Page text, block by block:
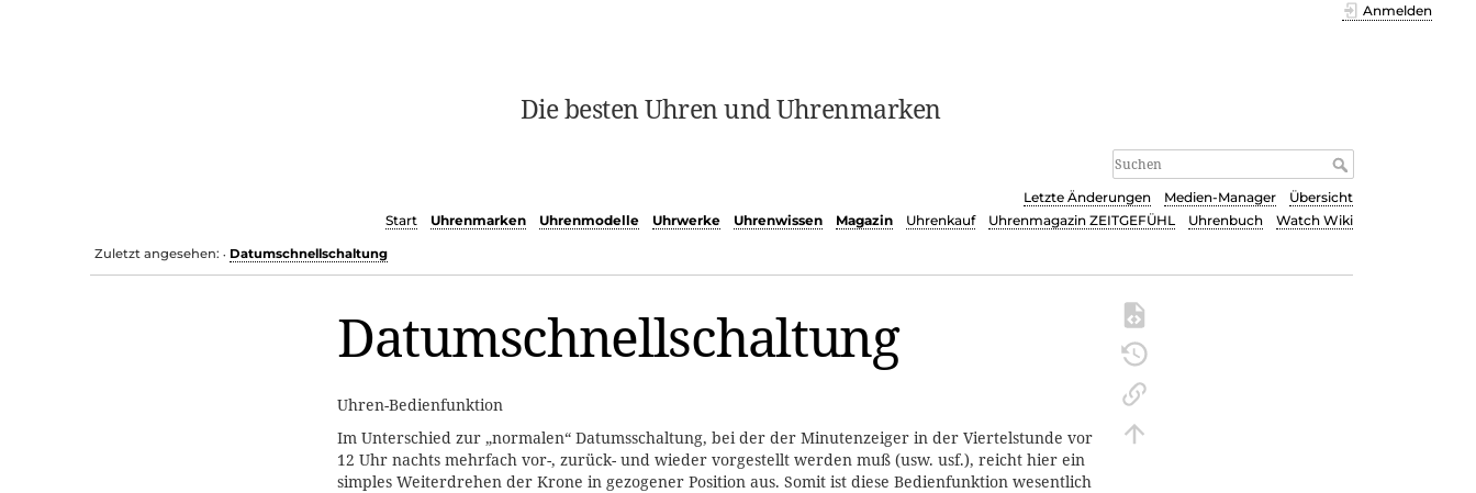
Die besten Uhren und Uhrenmarken
Anmelden
Letzte Änderungen Medien-Manager
Übersicht
Start
Uhrenmarken Uhrenmodelle Uhrwerke Uhrenwissen Magazin Uhrenkauf Uhrenmagazin ZEITGEFÜHL Uhrenbuch Watch Wiki
Zuletzt angesehen: • Datumschnellschaltung
Datumschnellschaltung
Uhren-Bedienfunktion
Im Unterschied zur „normalen“ Datumsschaltung, bei der der Minutenzeiger in der Viertelstunde vor
12 Uhr nachts mehrfach vor-, zurück- und wieder vorgestellt werden muß (usw. usf.), reicht hier ein
simples Weiterdrehen der Krone in gezogener Position aus. Somit ist diese Bedienfunktion wesentlich